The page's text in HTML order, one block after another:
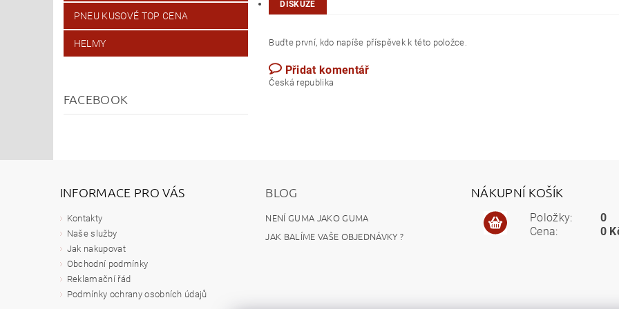
PNEU KUSOVÉ TOP CENA
HELMY
FACEBOOK
DISKUZE
Buďte první, kdo napíše příspěvek k této položce.
Přidat komentář
Česká republika
INFORMACE PRO VÁS
Kontakty
Naše služby
Jak nakupovat
Obchodní podmínky
Reklamační řád
Podmínky ochrany osobních údajů
BLOG
NENÍ GUMA JAKO GUMA
JAK BALÍME VAŠE OBJEDNÁVKY ?
NÁKUPNÍ KOŠÍK
Položky:
Cena:
0
0